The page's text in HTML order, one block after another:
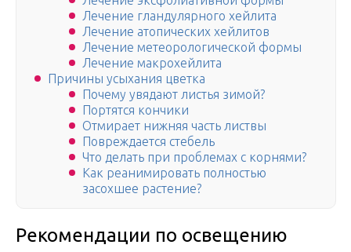
Лечение гландулярного хейлита
Лечение атопических хейлитов
Лечение метеорологической формы
Лечение макрохейлита
Причины усыхания цветка
Почему увядают листья зимой?
Портятся кончики
Отмирает нижняя часть листвы
Повреждается стебель
Что делать при проблемах с корнями?
Как реанимировать полностью
засохшее растение?
Рекомендации по освещению